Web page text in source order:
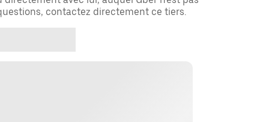
contactez directement ce tiers.